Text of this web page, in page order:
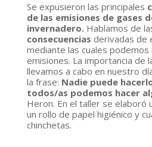
Se expusieron las principales
de las emisiones de gases
invernadero. Hablamos de
consecuencias derivadas de
mediante las cuales
emisiones. La importancia de
llevamos a cabo en nuestro
la frase: Nadie puede
todos/as podemos hacer
Heron. En el taller se elaboró
un rollo de papel higiénico y
chinchetas.